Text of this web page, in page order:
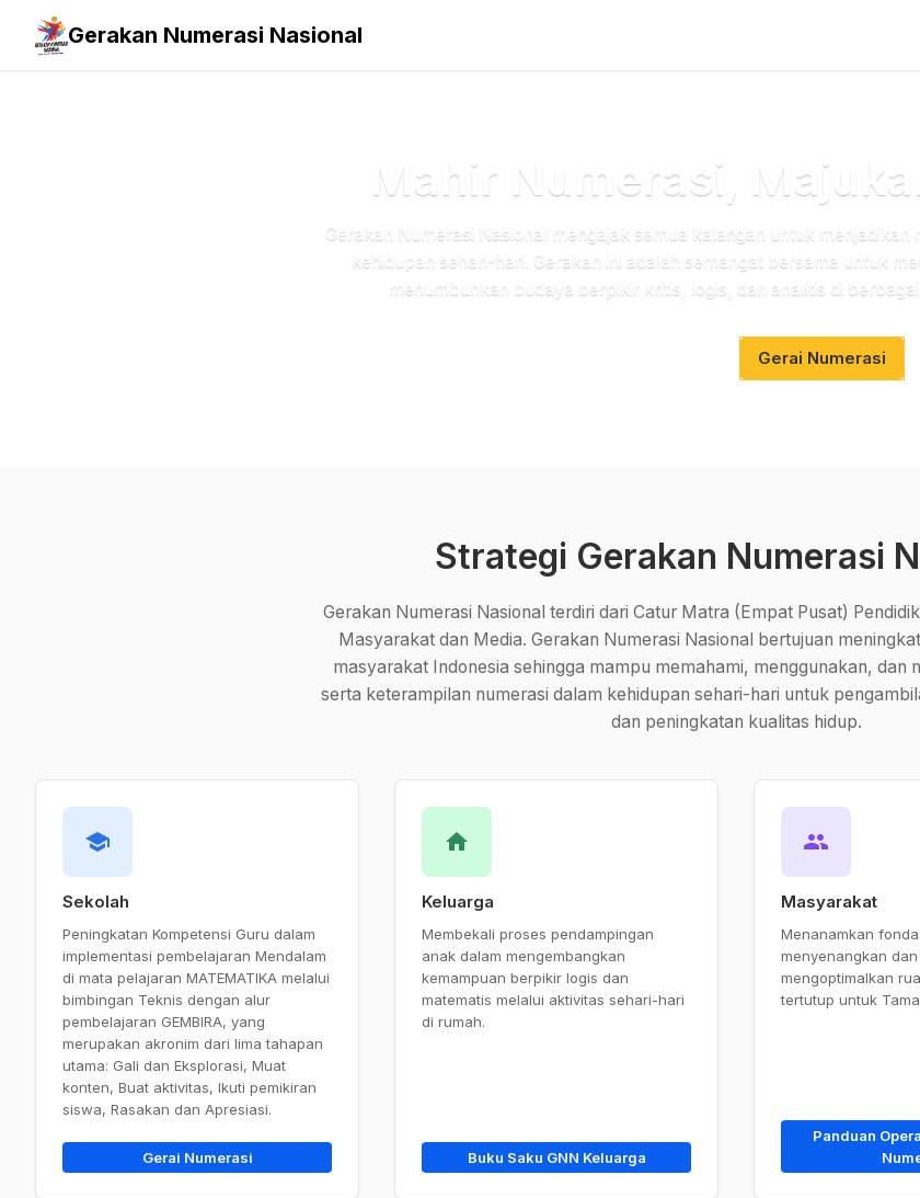
Gerakan Numerasi Nasional
Mahir Numerasi,
Gerakan Numerasi Nasional mengajak semua kalangan untuk menjadikan
kehidupan sehari-hari. Gerakan ini adalah semangat bersama untuk
menumbuhkan budaya berpikir kritis, logis, dan analitis di
info_outlinedGerai Numerasi
Strategi Gerakan Numerasi
Gerakan Numerasi Nasional terdiri dari Catur Matra (Empat Pusat)
Masyarakat dan Media. Gerakan Numerasi Nasional bertujuan
masyarakat Indonesia sehingga mampu memahami, menggunakan, dan
serta keterampilan numerasi dalam kehidupan sehari-hari untuk
dan peningkatan kualitas hidup.
school
Sekolah
Peningkatan Kompetensi Guru dalam
implementasi pembelajaran Mendalam
di mata pelajaran MATEMATIKA melalui
bimbingan Teknis dengan alur
pembelajaran GEMBIRA, yang
merupakan akronim dari lima tahapan
utama: Gali dan Eksplorasi, Muat
konten, Buat aktivitas, Ikuti pemikiran
siswa, Rasakan dan Apresiasi.
Gerai Numerasi
home
Keluarga
Membekali proses pendampingan
anak dalam mengembangkan
kemampuan berpikir logis dan
matematis melalui aktivitas sehari-hari
di rumah.
Buku Saku GNN Keluarga
group
Masyarakat
Menanamkan
menyenangkan
mengoptimalkan
tertutup untuk
Panduan